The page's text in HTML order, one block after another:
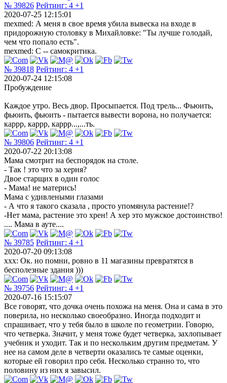
№ 39826 Рейтинг: 4 +1
2020-07-25 12:15:01
mexmed: А меня в свое время убила вывеска на входе в
придорожную столовку в Михайловке: "Ты лучше голодай,
чем что попало есть".
mexmed: С -- самокритика.
№ 39818 Рейтинг: 4 +1
2020-07-24 12:15:08
Пробуждение
Каждое утро. Весь двор. Просыпается. Под трель... Фьюить,
фьюить, фьюить - пытается вывести ворона, но получается:
каррр, каррр, каррр...,...ть.
№ 39806 Рейтинг: 4 +1
2020-07-22 20:13:08
Мама смотрит на беспорядок на столе.
- Так ! это что за херня?
Двое старщих в один голос
- Мама! не матерись!
Мама с удивлеными глазами
- А что я такого сказала , просто упомянула растение!?
-Нет мама, растение это хрен! А хер это мужское достоинство!
.... Мама в ауте....
№ 39785 Рейтинг: 4 +1
2020-07-20 09:13:08
xxx: Ок. но помни, ровно в 11 магазины превратятся в
бесполезные здания )))
№ 39756 Рейтинг: 4 +1
2020-07-16 15:15:07
Все говорят, что дочка очень похожа на меня. Она и сама в это
поверила, но несколько своеобразно. Иногда подходит и
спрашивает, что у тебя было в школе по геометрии. Говорю,
что четверка. Значит, у меня тоже будет четверка, захлопывает
учебник и уходит. Так и по нескольким другим предметам. У
нее на самом деле в четверти оказались те самые оценки,
которые ей говорил про себя. Несколько странно то, что
половину из них я завысил.